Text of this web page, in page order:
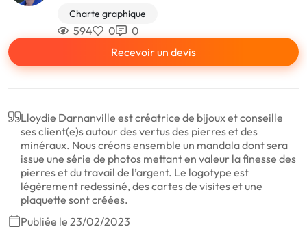
Charte graphique
594 0
0
Recevoir un devis
Lloydie Darnanville est créatrice de bijoux et conseille
ses client(e)s autour des vertus des pierres et des
minéraux. Nous créons ensemble un mandala dont sera
issue une série de photos mettant en valeur la finesse des
pierres et du travail de l’argent. Le logotype est
légèrement redessiné, des cartes de visites et une
plaquette sont créées.
Publiée le 23/02/2023